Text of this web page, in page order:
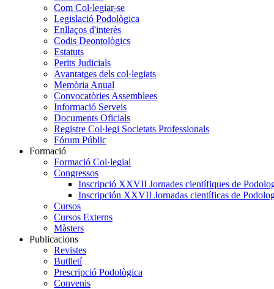
Com Col·legiar-se
Legislació Podològica
Enllaços d'interès
Codis Deontològics
Estatuts
Perits Judicials
Avantatges dels col·legiats
Memòria Anual
Convocatòries Assemblees
Informació Serveis
Documents Oficials
Registre Col·legi Societats Professionals
Fórum Públic
Formació
Formació Col·legial
Congressos
Inscripció XXVII Jornades científiques de
Inscripción XXVII Jornadas científicas de
Cursos
Cursos Externs
Màsters
Publicacions
Revistes
Butlletí
Prescripció Podològica
Convenis